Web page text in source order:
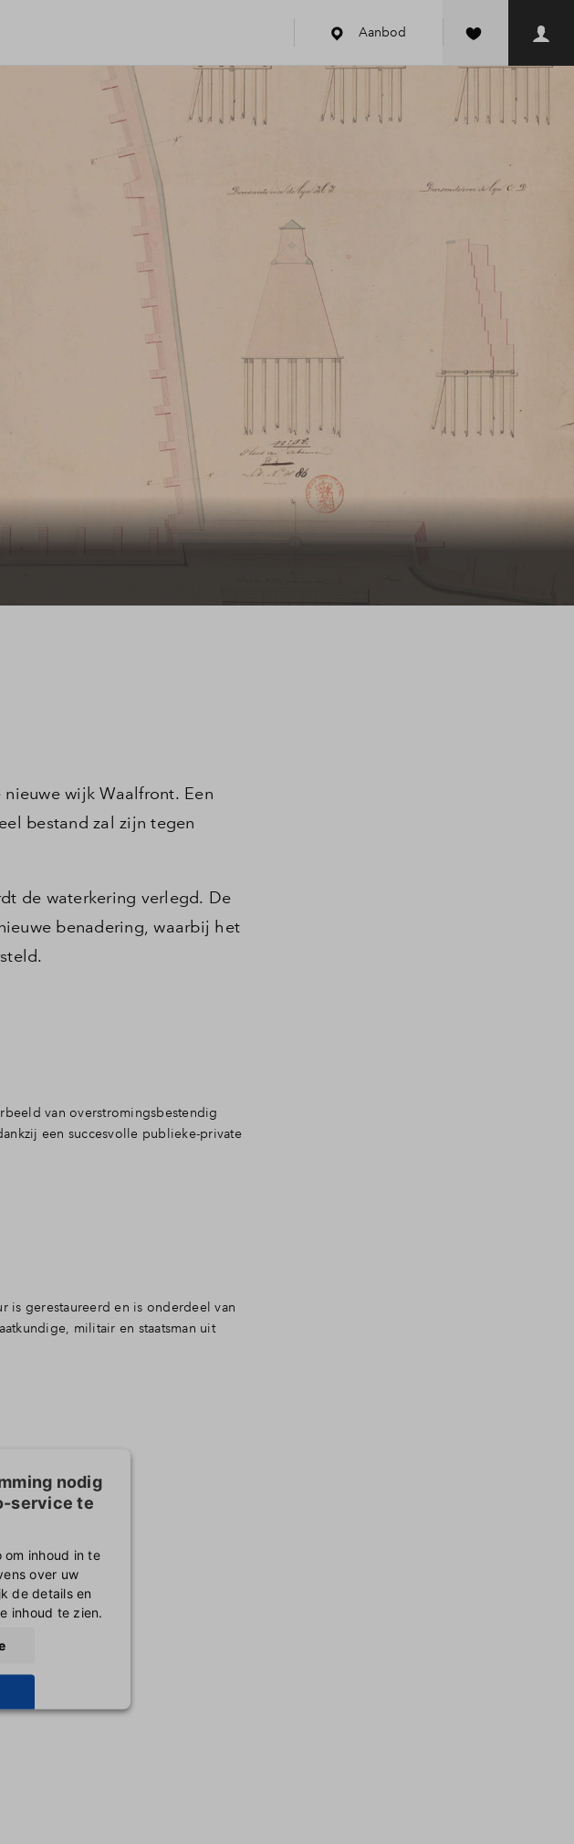
Aanbod
wijk Waalfront. Een
bestand zal zijn tegen
de waterkering verlegd. De
benadering, waarbij het
van overstromingsbestendig
een succesvolle publieke-private
is gerestaureerd en is onderdeel van
militair en staatsman uit
nodig
service te
om inhoud in te
over uw
de details en
inhoud te zien.